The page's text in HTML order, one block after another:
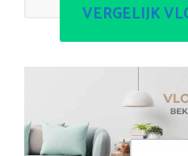
VERGELIJK